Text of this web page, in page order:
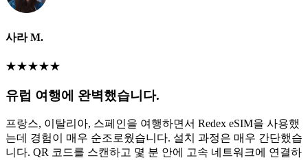
사라 M.
★★★★★
유럽 여행에 완벽했습니다.
프랑스, 이탈리아, 스페인을 여행하면서 Redex eSIM을 사용했
는데 경험이 매우 순조로웠습니다. 설치 과정은 매우 간단했습
니다. QR 코드를 스캔하고 몇 분 안에 고속 네트워크에 연결하